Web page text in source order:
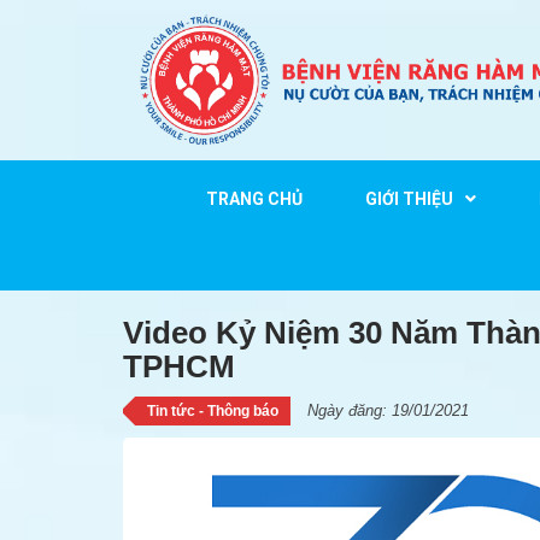
TRANG CHỦ GIỚI THIỆU
Video Kỷ Niệm 30 Năm
Video Kỷ Niệm 30 Năm
TPHCM
Tin tức - Thông báo Ngày đăng: 19/01/2021